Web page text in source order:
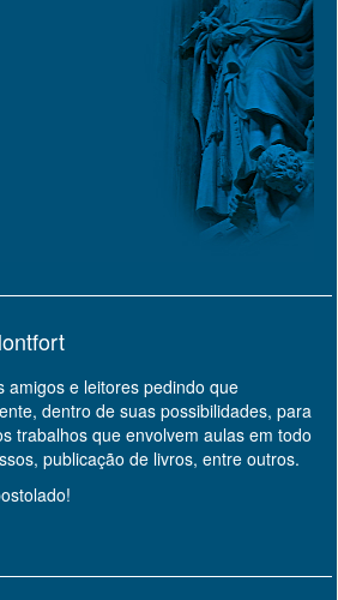
amigos e leitores pedindo que
dentro de suas possibilidades, para
trabalhos que envolvem aulas em todo
publicação de livros, entre outros.